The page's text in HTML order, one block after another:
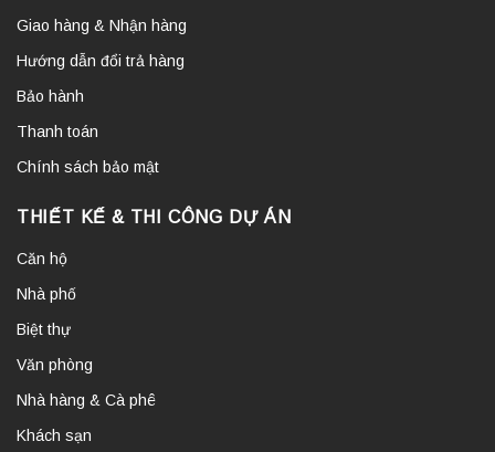
Giao hàng & Nhận hàng
Hướng dẫn đổi trả hàng
Bảo hành
Thanh toán
Chính sách bảo mật
THIẾT KẾ & THI CÔNG DỰ ÁN
Căn hộ
Nhà phố
Biệt thự
Văn phòng
Nhà hàng & Cà phê
Khách sạn